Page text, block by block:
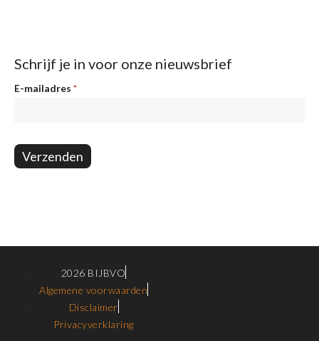
Schrijf je in voor onze nieuwsbrief
Nieuwsbrief
E-mailadres *
Verzenden
2026 BIJBVO
Algemene voorwaarden
Disclaimer
Privacyverklaring